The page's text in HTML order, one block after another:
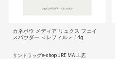
カネボウ メディア リュクス フェイ
スパウダー ＜レフィル＞ 14g
サンドラッグe-shop JRE MALL店